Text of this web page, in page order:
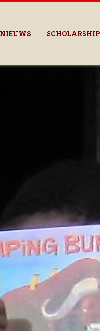
NIEUWS SCHOLARSHIP